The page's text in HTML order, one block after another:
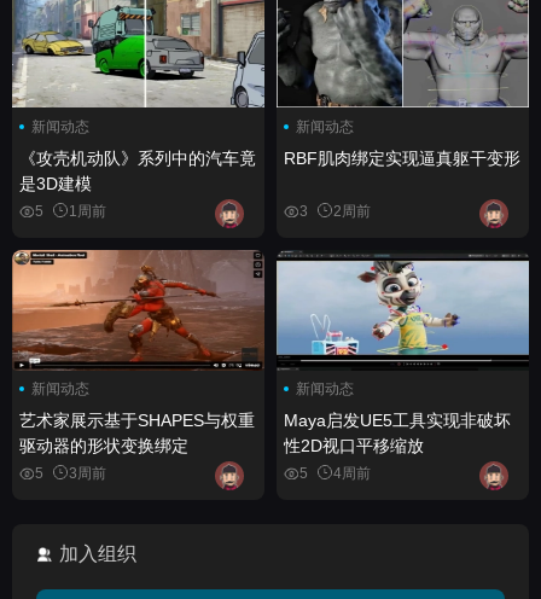
新闻动态
《攻壳机动队》系列中的汽车竟
是3D建模
5 1周前
新闻动态
RBF肌肉绑定实现逼真躯干变形
3 2周前
新闻动态
艺术家展示基于SHAPES与权重
驱动器的形状变换绑定
5 3周前
新闻动态
Maya启发UE5工具实现非破坏
性2D视口平移缩放
5 4周前
加入组织